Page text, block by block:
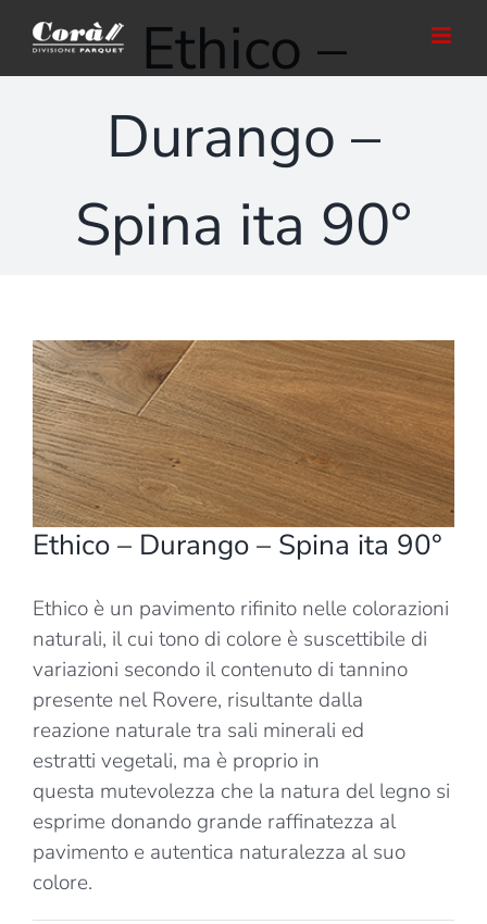
contenuto
Ethico –
Durango –
Spina ita 90°
Ingrandisci
immagine
Ethico – Durango – Spina ita 90°
Ethico è un pavimento rifinito nelle colorazioni
naturali, il cui tono di colore è suscettibile di
variazioni secondo il contenuto di tannino
presente nel Rovere, risultante dalla
reazione naturale tra sali minerali ed
estratti vegetali, ma è proprio in
questa mutevolezza che la natura del legno si
esprime donando grande raffinatezza al
pavimento e autentica naturalezza al suo
colore.